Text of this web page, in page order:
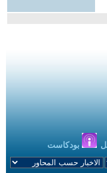
بودكاست